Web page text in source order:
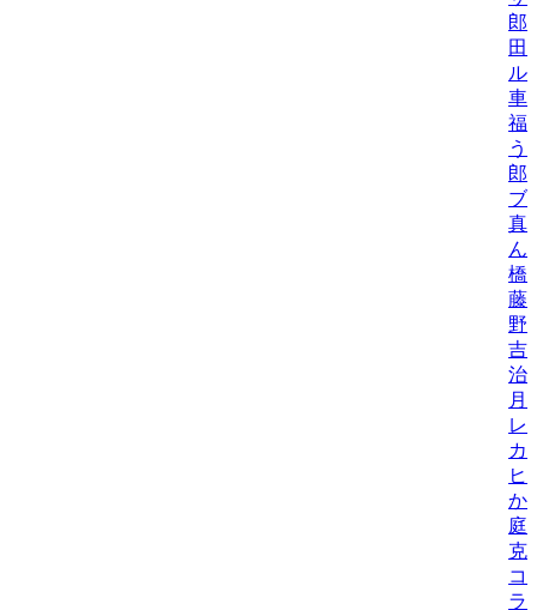
郎/
田
ル
車/
福
う
郎/
ブ
真
ん
橋
藤
野
吉
治/
月
レ
カ
ヒ
か
庭/
克
コ
ラ